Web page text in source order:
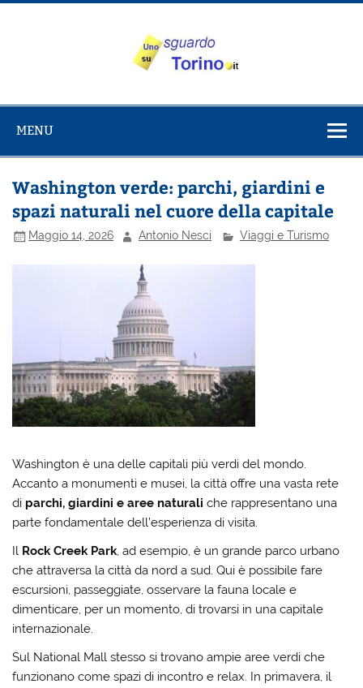
Salta
su Torino
MENU
Washington verde: parchi, giardini e
spazi naturali nel cuore della capitale
Maggio 14, 2026 Antonio Nesci Viaggi e Turismo
Washington è una delle capitali più verdi del mondo.
Accanto a monumenti e musei, la città offre una vasta rete
di parchi, giardini e aree naturali che rappresentano una
parte fondamentale dell’esperienza di visita.
Il Rock Creek Park, ad esempio, è un grande parco urbano
che attraversa la città da nord a sud. Qui è possibile fare
escursioni, passeggiate, osservare la fauna locale e
dimenticare, per un momento, di trovarsi in una capitale
internazionale.
Sul National Mall stesso si trovano ampie aree verdi che
funzionano come spazi di incontro e relax. In primavera, il